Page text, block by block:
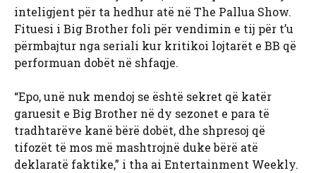
inteligjent për ta hedhur atë në The Pallua Show.
Fituesi i Big Brother foli për vendimin e tij për t’u
përmbajtur nga seriali kur kritikoi lojtarët e BB që
performuan dobët në shfaqje.
“Epo, unë nuk mendoj se është sekret që katër
garuesit e Big Brother në dy sezonet e para të
tradhtarëve kanë bërë dobët, dhe shpresoj që
tifozët të mos më mashtrojnë duke bërë atë
deklaratë faktike,” i tha ai Entertainment Weekly.